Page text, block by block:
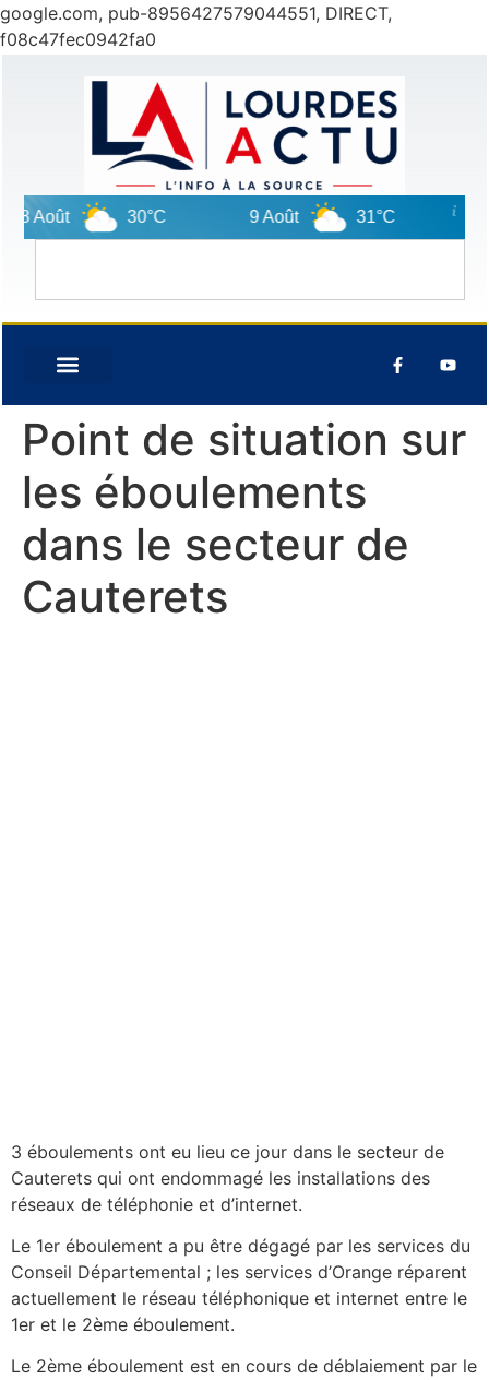
google.com, pub-8956427579044551, DIRECT,
f08c47fec0942fa0
8 Août 30°C 9 Août 31°C
Point de situation sur
les éboulements
dans le secteur de
Cauterets
3 éboulements ont eu lieu ce jour dans le secteur de
Cauterets qui ont endommagé les installations des
réseaux de téléphonie et d’internet.
Le 1er éboulement a pu être dégagé par les services du
Conseil Départemental ; les services d’Orange réparent
actuellement le réseau téléphonique et internet entre le
1er et le 2ème éboulement.
Le 2ème éboulement est en cours de déblaiement par le